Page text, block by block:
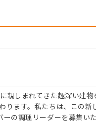
親しまれてきた趣深い建物
ります。私たちは、この新
の調理リーダーを募集いた